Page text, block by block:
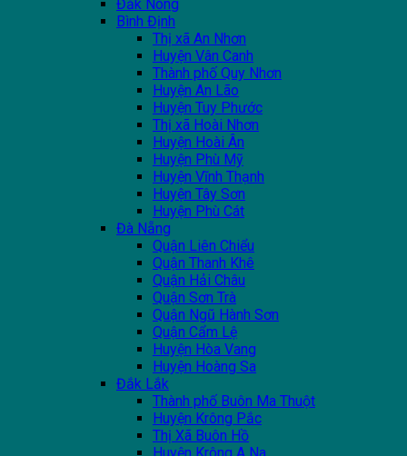
Đắk Nông
Bình Định
Thị xã An Nhơn
Huyện Vân Canh
Thành phố Quy Nhơn
Huyện An Lão
Huyện Tuy Phước
Thị xã Hoài Nhơn
Huyện Hoài Ân
Huyện Phù Mỹ
Huyện Vĩnh Thạnh
Huyện Tây Sơn
Huyện Phù Cát
Đà Nẵng
Quận Liên Chiểu
Quận Thanh Khê
Quận Hải Châu
Quận Sơn Trà
Quận Ngũ Hành Sơn
Quận Cẩm Lệ
Huyện Hòa Vang
Huyện Hoàng Sa
Đắk Lắk
Thành phố Buôn Ma Thuột
Huyện Krông Pắc
Thị Xã Buôn Hồ